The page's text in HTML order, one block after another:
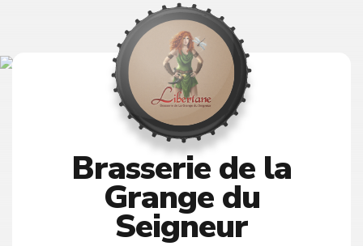
Brasserie de la
Grange du
Seigneur